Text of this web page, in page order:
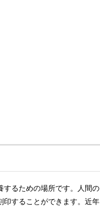
するための場所です。人間の
印することができます。近年